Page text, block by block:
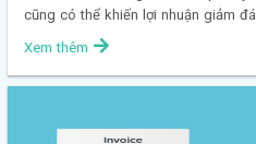
cũng có thể khiến lợi nhuận giảm
Xem thêm